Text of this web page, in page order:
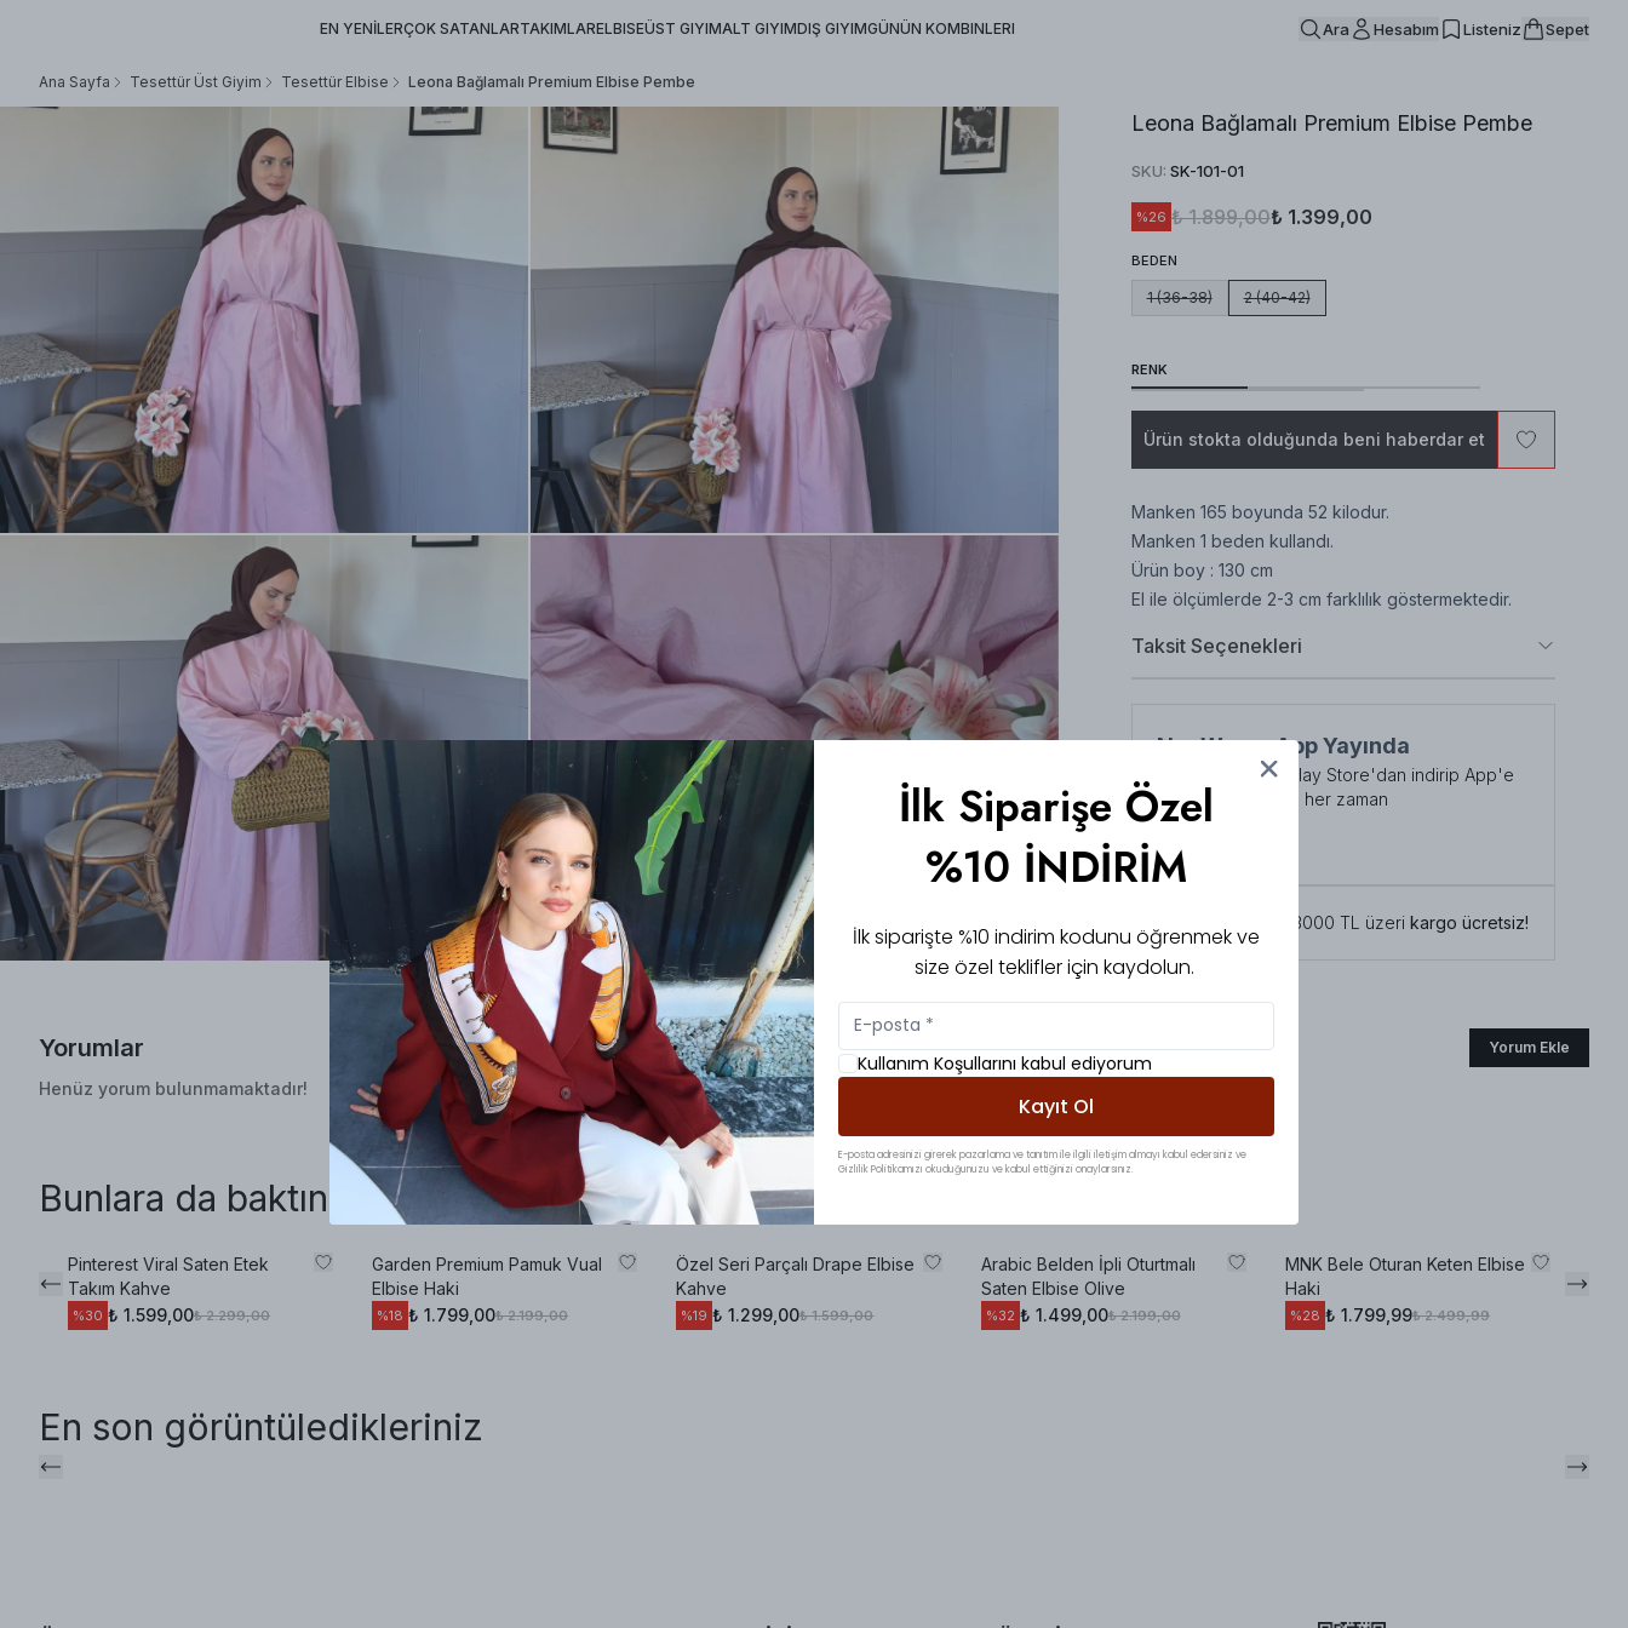
EN YENİLERÇOK SATANLARTAKIMLARELBISEÜST GIYIMALT GIYIMDIŞ GIYIMGÜNÜN KOMBINLERI Ara Hesabım Listeniz Sepet
Ana Sayfa Tesettür Üst Giyim Tesettür Elbise Leona Bağlamalı Premium Elbise Pembe
Leona Bağlamalı Premium Elbise Pembe
SKU: SK-101-01
%26 ₺ 1.899,00₺ 1.399,00
BEDEN
1 (36-38) 2 (40-42)
RENK
Ürün stokta olduğunda beni haberdar et
Manken 165 boyunda 52 kilodur.
Manken 1 beden kullandı.
Ürün boy : 130 cm
El ile ölçümlerde 2-3 cm farklılık göstermektedir.
Taksit Seçenekleri
NuuWears App Yayında
App Store veya Play Store'dan indirip App'e
özel indirimlerden her zaman
faydalanabilirsiniz
Şimdi İndirin!
Tüm siparişlerde 3000 TL üzeri kargo ücretsiz!
Yorumlar Yorum Ekle
Henüz yorum bulunmamaktadır!
Bunlara da baktınız mı?
Pinterest Viral Saten Etek
Takım Kahve
%30 ₺ 1.599,00₺ 2.299,00
Garden Premium Pamuk Vual
Elbise Haki
%18 ₺ 1.799,00₺ 2.199,00
Özel Seri Parçalı Drape Elbise
Kahve
%19 ₺ 1.299,00₺ 1.599,00
Arabic Belden İpli Oturtmalı
Saten Elbise Olive
%32 ₺ 1.499,00₺ 2.199,00
MNK Bele Oturan Keten Elbise
Haki
%28 ₺ 1.799,99₺ 2.499,99
En son görüntüledikleriniz
İlk Siparişe Özel
%10 İNDİRİM
İlk siparişte %10 indirim kodunu öğrenmek ve
size özel teklifler için kaydolun.
Kullanım Koşullarını kabul ediyorum
Kayıt Ol
E-posta adresinizi girerek pazarlama ve tanıtım ile ilgili iletişim almayı kabul edersiniz ve
Gizlilik Politikamızı okuduğunuzu ve kabul ettiğinizi onaylarsınız.